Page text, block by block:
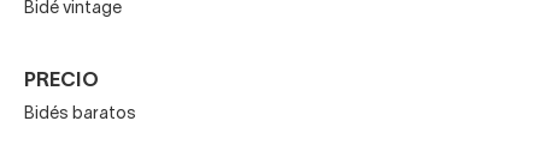
Bidé vintage
PRECIO
Bidés baratos